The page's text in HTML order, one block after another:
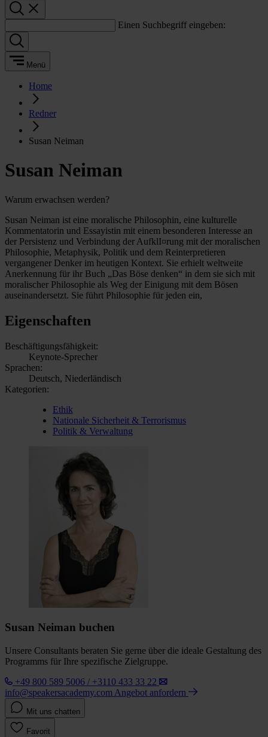
Einen Suchbegriff eingeben:
Menü
Home
Redner
Susan Neiman
Susan Neiman
Warum erwachsen werden?
Susan Neiman ist eine moralische Philosophin, eine kulturelle
Kommentatorin und Essayistin mit einem besonderen Interesse an
der Persistenz und Verbindung der AufklI¤rung mit der moralischen
Philosophie, Metaphysik, Politik und dem Reinterpretieren
vergangener Denker im heutigen Kontext. Sie erhielt weltweite
Anerkennung für ihr Buch „Das Böse denken“ in dem sie sich mit
moralischer Philosophie als Weg der Einigung mit dem Bösen
auseinandersetzt. Sie führt Philosophie für jeden ein,
Eigenschaften
Beschäftigungsfähigkeit:
Keynote-Sprecher
Sprachen:
Deutsch, Niederländisch
Kategorien:
Ethik
Nationale Sicherheit & Terrorismus
Politik & Verwaltung
Susan Neiman buchen
Unsere Consultants beraten Sie gerne über die ideale Gestaltung des
Programms für Ihre spezifische Zielgruppe.
+49 800 589 5006 / +3110 433 33 22
info@speakersacademy.com Angebot anfordern
Mit uns chatten
Favorit